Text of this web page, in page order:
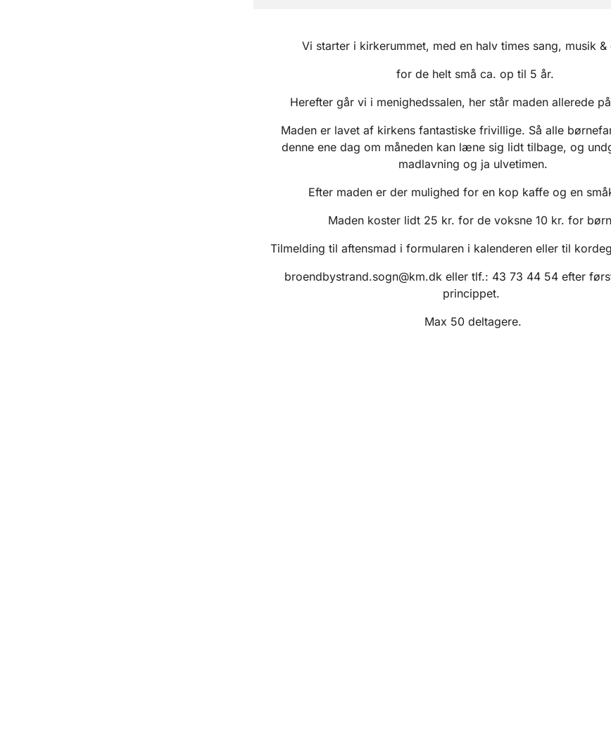
Vi starter i kirkerummet, med en halv times sang, musik &
for de helt små ca. op til 5 år.
Herefter går vi i menighedssalen, her står maden allerede
Maden er lavet af kirkens fantastiske frivillige. Så alle
denne ene dag om måneden kan læne sig lidt tilbage, og
madlavning og ja ulvetimen.
Efter maden er der mulighed for en kop kaffe og en
Maden koster lidt 25 kr. for de voksne 10 kr. for
Tilmelding til aftensmad i formularen i kalenderen eller til
broendbystrand.sogn@km.dk eller tlf.: 43 73 44 54 efter
princippet.
Max 50 deltagere.